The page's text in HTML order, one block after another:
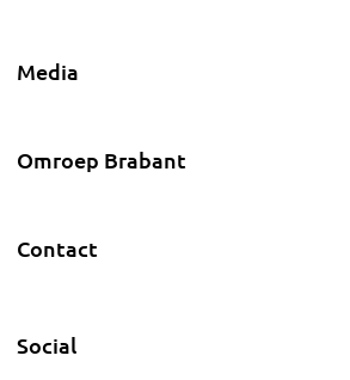
Media
Omroep Brabant
Contact
Social